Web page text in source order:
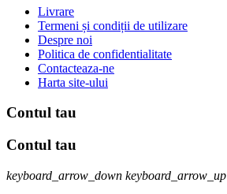
Livrare
Termeni și condiții de utilizare
Despre noi
Politica de confidentialitate
Contacteaza-ne
Harta site-ului
Contul tau
Contul tau
keyboard_arrow_down keyboard_arrow_up